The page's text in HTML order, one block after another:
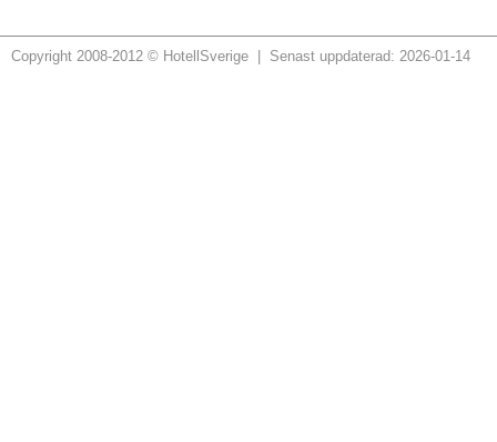
Copyright 2008-2012 © HotellSverige | Senast uppdaterad: 2026-01-14